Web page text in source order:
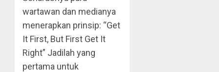
wartawan dan medianya
menerapkan prinsip: “Get
It First, But First Get It
Right” Jadilah yang
pertama untuk